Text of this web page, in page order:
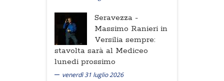
Seravezza -
Massimo Ranieri in
Versilia sempre:
stavolta sarà al Mediceo
lunedi prossimo
venerdì 31 luglio 2026